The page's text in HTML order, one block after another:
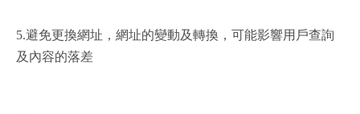
5.避免更換網址，網址的變動及轉換，可能影響用戶查詢
及內容的落差